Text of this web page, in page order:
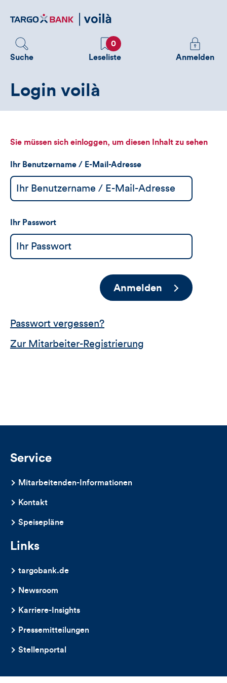
zum
Suche
Favoriten
0
Leseliste
Melden
Sie
sehen
Anmelden
Login voilà
Sie müssen sich einloggen, um diesen Inhalt zu sehen
Ihr Benutzername / E-Mail-Adresse
Ihr Passwort
Anmelden
Passwort vergessen?
Zur Mitarbeiter-Registrierung
Service
Mitarbeitenden-Informationen
Kontakt
Speisepläne
Links
targobank.de
Newsroom
Karriere-Insights
Pressemitteilungen
Stellenportal